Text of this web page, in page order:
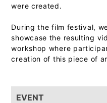
were created.
During the film festival,
showcase the resulting
workshop where
creation of this piece of
EVENT